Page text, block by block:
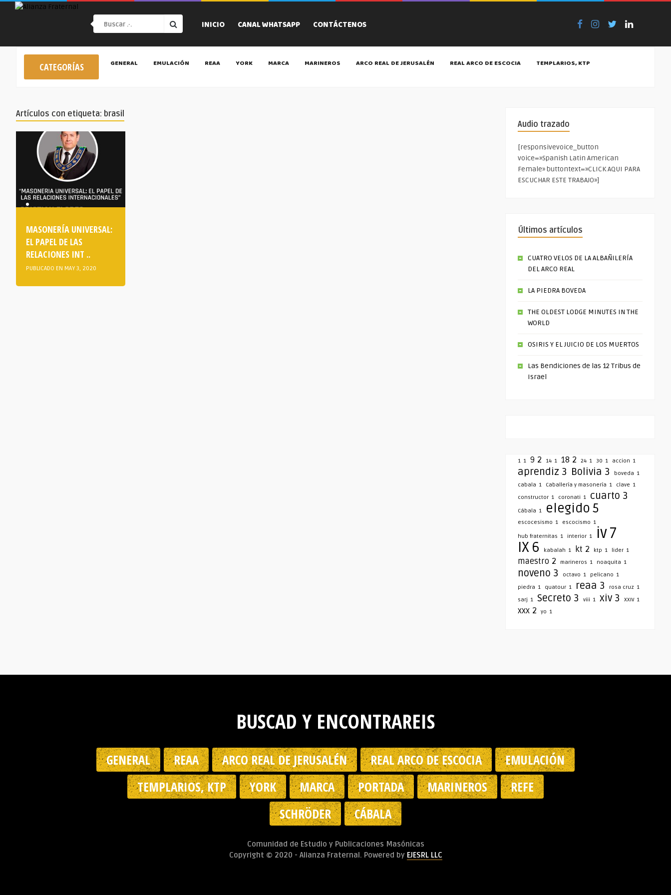
INICIO CANAL WHATSAPP CONTÁCTENOS
CATEGORÍAS GENERAL EMULACIÓN REAA YORK MARCA MARINEROS ARCO REAL DE JERUSALÉN REAL ARCO DE ESCOCIA TEMPLARIOS, KTP
Artículos con etiqueta: brasil
MASONERÍA UNIVERSAL:
EL PAPEL DE LAS
RELACIONES INT ..
PUBLICADO EN MAY 3, 2020
Audio trazado
[responsivevoice_button
voice=»Spanish Latin American
Female» buttontext=»CLICK AQUI PARA
ESCUCHAR ESTE TRABAJO»]
Últimos artículos
CUATRO VELOS DE LA ALBAÑILERÍA
DEL ARCO REAL
LA PIEDRA BOVEDA
THE OLDEST LODGE MINUTES IN THE
WORLD
OSIRIS Y EL JUICIO DE LOS MUERTOS
Las Bendiciones de las 12 Tribus de
Israel
1 1 9 2 14 1 18 2 24 1 30 1 accion 1
aprendiz 3 Bolivia 3 boveda 1
cabala 1 Caballería y masonería 1 clave 1
constructor 1 coronati 1 cuarto 3
Cábala 1 elegido5
escocesismo 1 escocismo 1
hub fraternitas 1 interior 1 iv7
IX 6 kabalah 1 kt 2 ktp 1 lider 1
maestro 2 marineros 1 noaquita 1
noveno 3 octavo 1 pelicano 1
piedra 1 quatour 1 reaa 3 rosa cruz 1
sarj 1 Secreto 3 viii 1 xiv 3 XXIV 1
xxx 2 yo 1
BUSCAD Y ENCONTRAREIS
GENERAL REAA ARCO REAL DE JERUSALÉN REAL ARCO DE ESCOCIA
EMULACIÓN
TEMPLARIOS, KTP
YORK MARCA PORTADA MARINEROS
REFE
SCHRÖDER
CÁBALA
Comunidad de Estudio y Publicaciones Masónicas
Copyright © 2020 - Alianza Fraternal. Powered by EJESRL LLC